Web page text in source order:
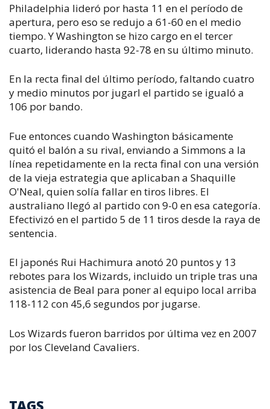
Philadelphia lideró por hasta 11 en el período de
apertura, pero eso se redujo a 61-60 en el medio
tiempo. Y Washington se hizo cargo en el tercer
cuarto, liderando hasta 92-78 en su último minuto.
En la recta final del último período, faltando cuatro
y medio minutos por jugarl el partido se igualó a
106 por bando.
Fue entonces cuando Washington básicamente
quitó el balón a su rival, enviando a Simmons a la
línea repetidamente en la recta final con una versión
de la vieja estrategia que aplicaban a Shaquille
O'Neal, quien solía fallar en tiros libres. El
australiano llegó al partido con 9-0 en esa categoría.
Efectivizó en el partido 5 de 11 tiros desde la raya de
sentencia.
El japonés Rui Hachimura anotó 20 puntos y 13
rebotes para los Wizards, incluido un triple tras una
asistencia de Beal para poner al equipo local arriba
118-112 con 45,6 segundos por jugarse.
Los Wizards fueron barridos por última vez en 2007
por los Cleveland Cavaliers.
TAGS